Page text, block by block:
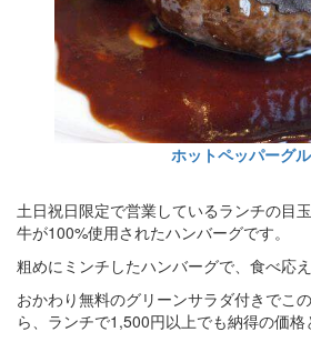
ホットペッパーグ
土日祝日限定で営業しているランチの目
牛が100%使用されたハンバーグです。
粗めにミンチしたハンバーグで、食べ応
おかわり無料のグリーンサラダ付きでこ
ら、ランチで1,500円以上でも納得の価格